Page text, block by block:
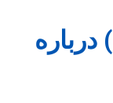
سوالات متداول (FAQ) درباره